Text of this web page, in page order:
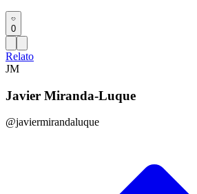
0
Relato
JM
Javier Miranda-Luque
@javiermirandaluque